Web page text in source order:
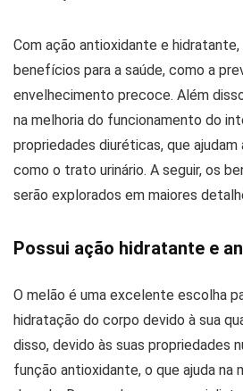
Com ação antioxidante e
benefícios para a saúde, como a
envelhecimento precoce. Além
na melhoria do funcionamento do
propriedades diuréticas, que
como o trato urinário. A seguir, os
serão explorados em maiores
Possui ação hidratante e
O melão é uma excelente escolha
hidratação do corpo devido à sua
disso, devido às suas propriedades
função antioxidante, o que ajuda na